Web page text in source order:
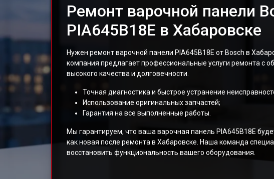
Ремонт варочной панели
PIA645B18E в Хабаровске
Нужен ремонт варочной панели PIA645B18E от Bosch в
компания предлагает профессиональные услуги ремонта с
высокого качества и долговечности.
Точная диагностика и быстрое устранение
Использование оригинальных запчастей;
Гарантия на все выполненные работы.
Мы гарантируем, что ваша варочная панель PIA645B18E
как новая после ремонта в Хабаровске. Наша команда
восстановить функциональность вашего оборудования.